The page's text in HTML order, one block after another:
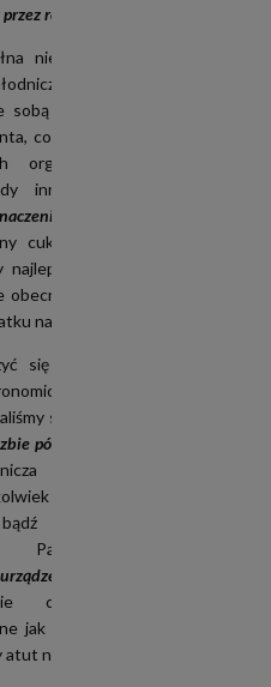
rozwojem drobnoustrojów
niezawodność, którą muszą
Każda niespodziewana
poważne koszty, a także
co z kolei może skończyć się
organów. Dlatego witryna
inny sprzęt tego rodzaju,
której należy poświęcić
cukiernicze oferowane przez
fachowców, którzy
rozwiązania techniczne.
nader atrakcyjna.
się w sprzęt odpowiadający
Witryny chłodnicze
szereg doskonałych modeli
półek
do sklepu spożywczego,
innego obiektu, w którym
wytwórstwo artykułów
Państwu z pomocą.
chłodniczych warunków
jak na tak doskonałe witryny
naszej oferty.